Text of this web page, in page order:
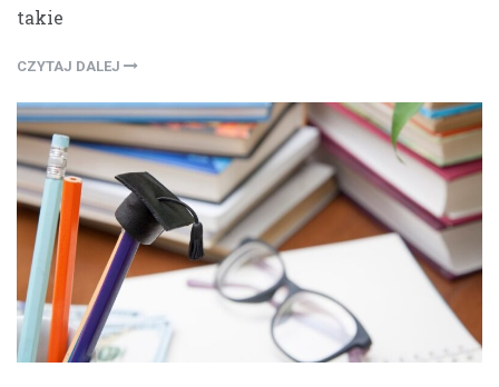
takie
CZYTAJ DALEJ